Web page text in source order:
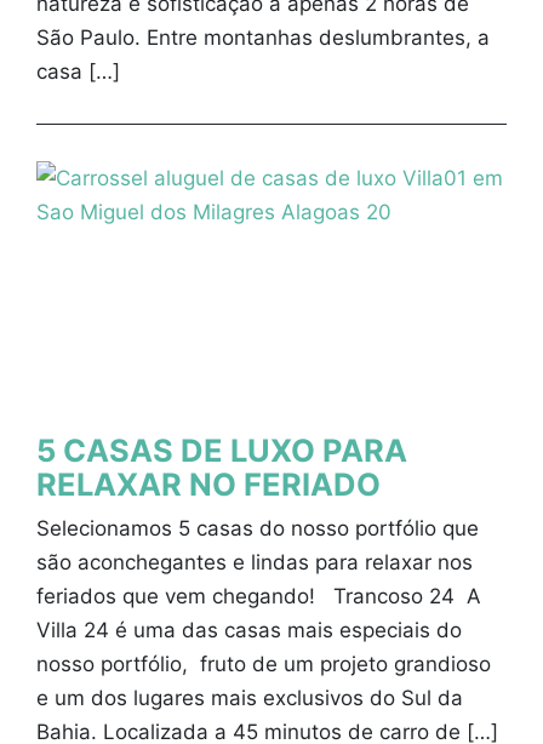
São Paulo. Entre montanhas deslumbrantes, a
casa […]
5 CASAS DE LUXO PARA
RELAXAR NO FERIADO
Selecionamos 5 casas do nosso portfólio que
são aconchegantes e lindas para relaxar nos
feriados que vem chegando! Trancoso 24 A
Villa 24 é uma das casas mais especiais do
nosso portfólio, fruto de um projeto grandioso
e um dos lugares mais exclusivos do Sul da
Bahia. Localizada a 45 minutos de carro de […]